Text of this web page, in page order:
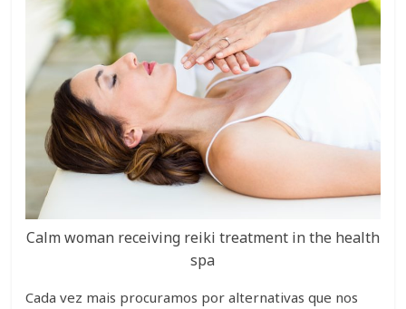
Calm woman receiving reiki treatment in the health
spa
Cada vez mais procuramos por alternativas que nos